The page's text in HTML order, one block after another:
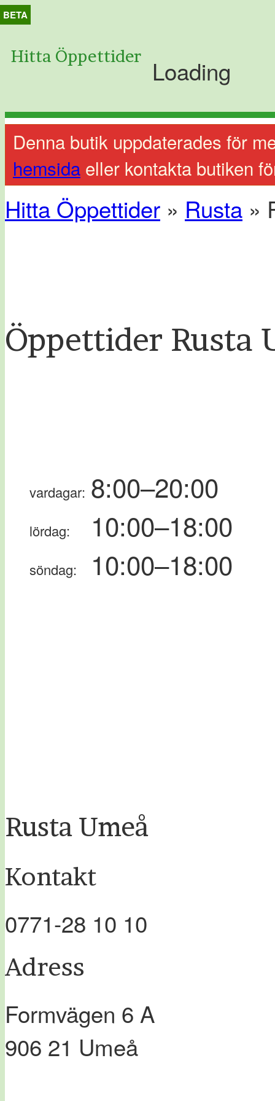
BETA
Hitta Öppettider Loading
Denna butik uppdaterades för
hemsida eller kontakta butiken
Hitta Öppettider » Rusta »
Öppettider Rusta
vardagar: 8:00–20:00
lördag: 10:00–18:00
söndag: 10:00–18:00
Rusta Umeå
Kontakt
0771-28 10 10
Adress
Formvägen 6 A
906 21 Umeå